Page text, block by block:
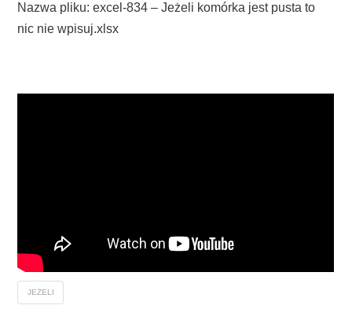
Nazwa pliku: excel-834 – Jeżeli komórka jest pusta to
nic nie wpisuj.xlsx
JEŻELI